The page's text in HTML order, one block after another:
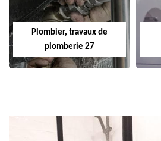
Plombier, travaux de
plomberie 27